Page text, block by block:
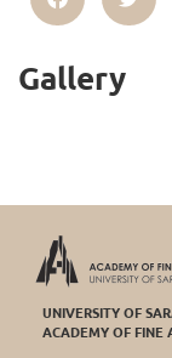
Gallery
UNIVERSITY OF
ACADEMY OF FINE